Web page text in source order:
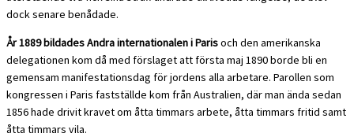
dock senare benådade.
År 1889 bildades Andra internationalen i Parisoch den amerikanska
delegationen kom då med förslaget att första maj 1890 borde bli en
gemensam manifestationsdag för jordens alla arbetare. Parollen som
kongressen i Paris fastställde kom från Australien, där man ända sedan
1856 hade drivit kravet om åtta timmars arbete, åtta timmars fritid samt
åtta timmars vila.